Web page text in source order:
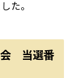
た。
会 当選番